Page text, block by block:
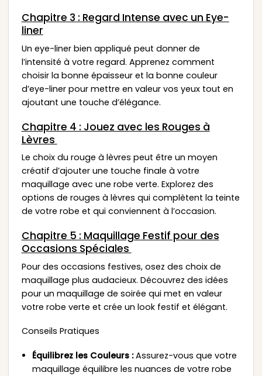
Chapitre 3 : Regard Intense avec un Eye-
liner
Un eye-liner bien appliqué peut donner de
l’intensité à votre regard. Apprenez comment
choisir la bonne épaisseur et la bonne couleur
d’eye-liner pour mettre en valeur vos yeux tout en
ajoutant une touche d’élégance.
Chapitre 4 : Jouez avec les Rouges à
Lèvres
Le choix du rouge à lèvres peut être un moyen
créatif d’ajouter une touche finale à votre
maquillage avec une robe verte. Explorez des
options de rouges à lèvres qui complètent la teinte
de votre robe et qui conviennent à l’occasion.
Chapitre 5 : Maquillage Festif pour des
Occasions Spéciales
Pour des occasions festives, osez des choix de
maquillage plus audacieux. Découvrez des idées
pour un maquillage de soirée qui met en valeur
votre robe verte et crée un look festif et élégant.
Conseils Pratiques
Équilibrez les Couleurs :Assurez-vous que votre
maquillage équilibre les nuances de votre robe